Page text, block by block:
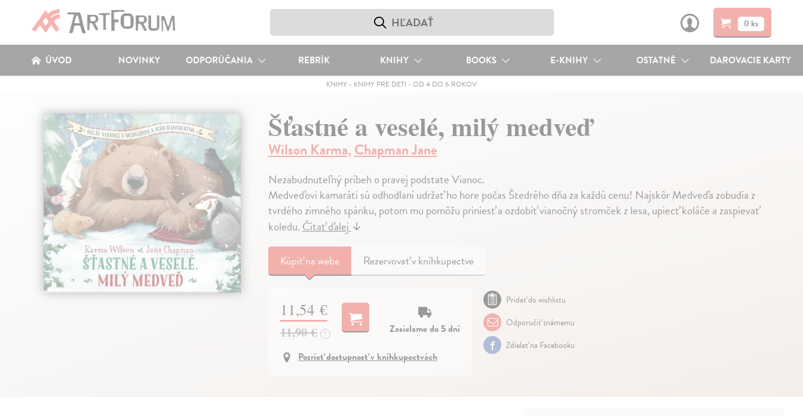
0 ks
ÚVOD NOVINKY ODPORÚČANIA REBRÍK KNIHY BOOKS E-KNIHY OSTATNÉ DAROVACIE KARTY
KNIHY- KNIHY PRE DETI - OD 4 DO 6 ROKOV
Šťastné a veselé, milý medveď
Wilson Karma,Chapman Jane
Nezabudnuteľný príbeh o pravej podstate Vianoc.
Medveďovi kamaráti sú odhodlaní udržať ho hore počas Štedrého dňa za každú cenu! Najskôr Medveďa zobudia z
tvrdého zimného spánku, potom mu pomôžu priniesť a ozdobiť vianočný stromček z lesa, upiecť koláče a zaspievať
koledu.Čítať ďalej↓
Kúpiťna webe Rezervovať v kníhkupectve
11,54 €
11,90 € ?
Zasielame do 5 dní
Pozrieť dostupnosť v kníhkupectvách
Pridať do wishlistu
Odporučiť známemu
Zdielať na Facebooku